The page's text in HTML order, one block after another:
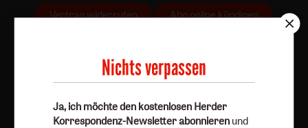
Vertrag widerrufen Abo online kündigen
Nichts verpassen
Ja, ich möchte den kostenlosen Herder
Korrespondenz-Newsletter abonnieren und